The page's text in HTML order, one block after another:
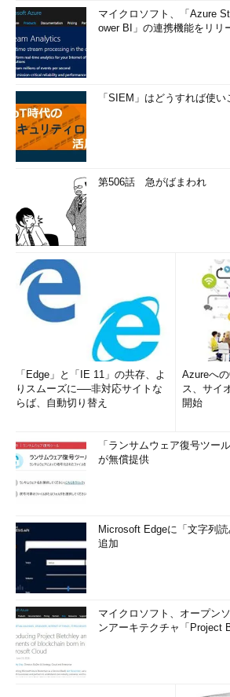
マイクロソフト、「Azure
ower BI」の連携機能をリリ
「SIEM」はどうすれば使
第506話 急がばまわれ
「Edge」と「IE 11」の共存、よ
りスムーズに──非対応サイトな
らば、自動切り替え
Azureへ
ス、サイ
開始
「ランサムウェア復号ツー
が無償提供
Microsoft Edgeに「文字列
追加
マイクロソフト、オープン
ンアーキテクチャ「Project